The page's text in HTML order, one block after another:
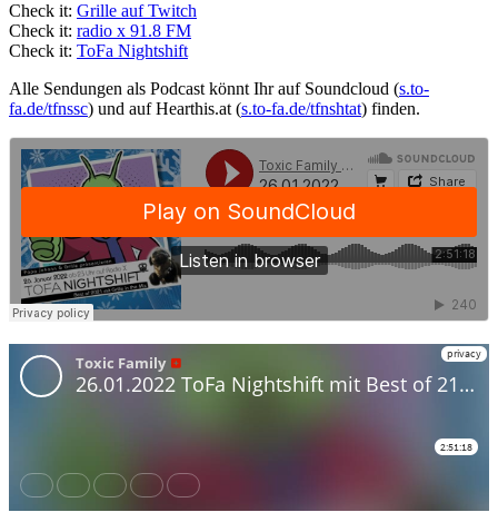
Check it: Grille auf Twitch
Check it: radio x 91.8 FM
Check it: ToFa Nightshift
Alle Sendungen als Podcast könnt Ihr auf Soundcloud (s.to-
fa.de/tfnssc) und auf Hearthis.at (s.to-fa.de/tfnshtat) finden.